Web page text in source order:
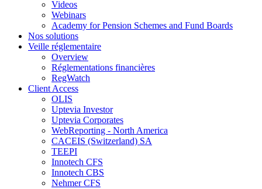
Videos
Webinars
Academy for Pension Schemes and Fund Boards
Nos solutions
Veille réglementaire
Overview
Réglementations financières
RegWatch
Client Access
OLIS
Uptevia Investor
Uptevia Corporates
WebReporting - North America
CACEIS (Switzerland) SA
TEEPI
Innotech CFS
Innotech CBS
Nehmer CFS